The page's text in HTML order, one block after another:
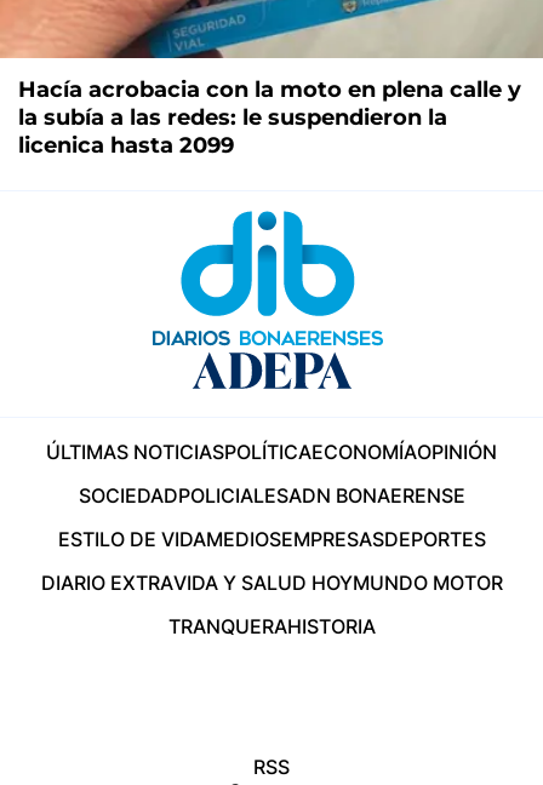
Hacía acrobacia con la moto en plena calle y
la subía a las redes: le suspendieron la
licenica hasta 2099
ÚLTIMAS NOTICIASPOLÍTICAECONOMÍAOPINIÓN
SOCIEDADPOLICIALESADN BONAERENSE
ESTILO DE VIDAMEDIOSEMPRESASDEPORTES
DIARIO EXTRAVIDA Y SALUD HOYMUNDO MOTOR
TRANQUERAHISTORIA
RSS